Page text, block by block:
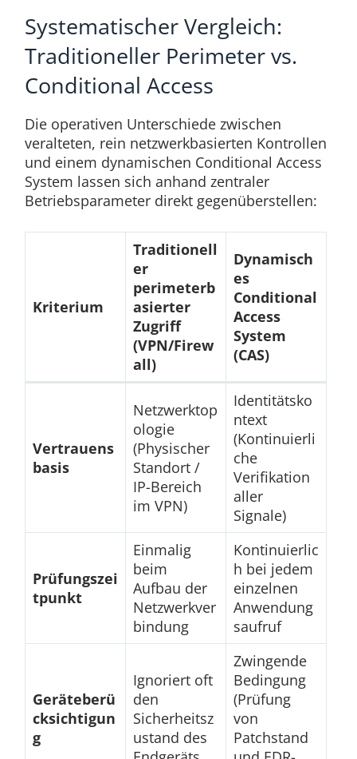
Systematischer Vergleich:
Traditioneller Perimeter vs.
Conditional Access
Die operativen Unterschiede zwischen
veralteten, rein netzwerkbasierten Kontrollen
und einem dynamischen Conditional Access
System lassen sich anhand zentraler
Betriebsparameter direkt gegenüberstellen:
Kriterium
Traditionell
er
perimeterb
asierter
Zugriff
(VPN/Firew
all)
Dynamisch
es
Conditional
Access
System
(CAS)
Vertrauens
basis
Netzwerktop
ologie
(Physischer
Standort /
IP-Bereich
im VPN)
Identitätsko
ntext
(Kontinuierli
che
Verifikation
aller
Signale)
Prüfungszei
tpunkt
Einmalig
beim
Aufbau der
Netzwerkver
bindung
Kontinuierlic
h bei jedem
einzelnen
Anwendung
saufruf
Geräteberü
cksichtigun
g
Ignoriert oft
den
Sicherheitsz
ustand des
Zwingende
Bedingung
(Prüfung
von
Patchstand